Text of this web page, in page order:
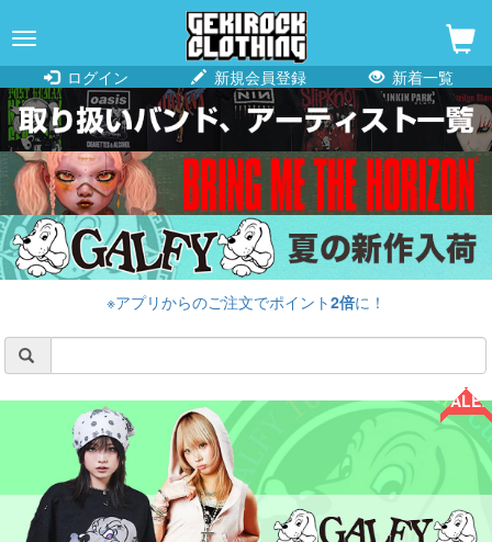
navigation
ログイン
新規会員登録 新着一覧
※アプリからのご注文でポイント2倍に！
SALE!!
SALE!!
SALE!!
SALE!!